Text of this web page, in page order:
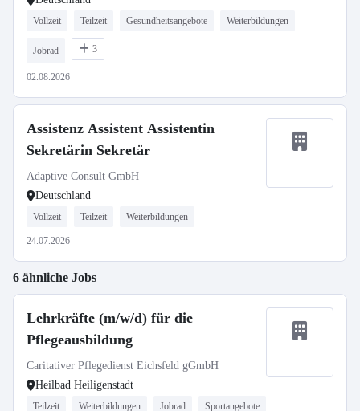
Vollzeit Teilzeit Gesundheitsangebote Weiterbildungen
Jobrad 3
02.08.2026
Assistenz Assistent Assistentin
Sekretärin Sekretär
Adaptive Consult GmbH
Deutschland
Vollzeit Teilzeit Weiterbildungen
24.07.2026
6 ähnliche Jobs
Lehrkräfte (m/w/d) für die
Pflegeausbildung
Caritativer Pflegedienst Eichsfeld gGmbH
Heilbad Heiligenstadt
Teilzeit Weiterbildungen Jobrad Sportangebote